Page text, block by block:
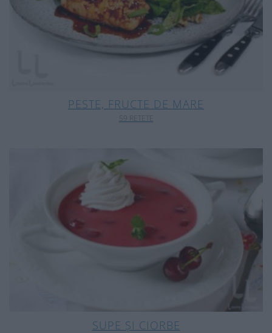
PESTE, FRUCTE DE MARE
59 RETETE
SUPE ȘI CIORBE